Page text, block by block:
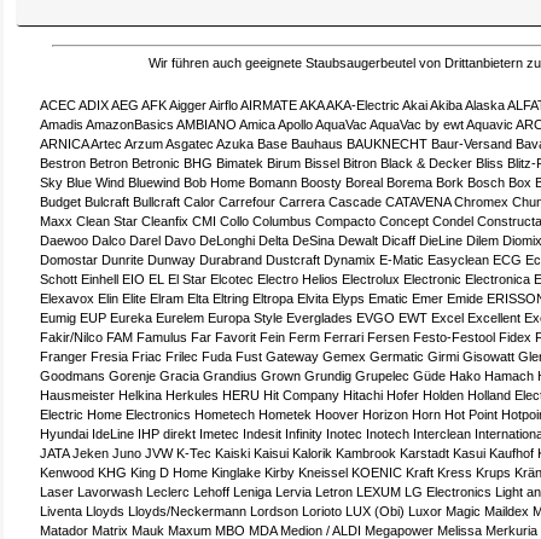
Wir führen auch geeignete Staubsaugerbeutel von Drittanbietern
ACECADIXAEG AFKAiggerAirfloAIRMATEAKAAKA-Electric AkaiAkibaAlaska
Amadis AmazonBasics AMBIANO AmicaApolloAquaVac AquaVac by ewtAquavic
ARNICAArtec ArzumAsgatec Azuka Base Bauhaus BAUKNECHT Baur-Versand
Bestron Betron Betronic BHG Bimatek Birum Bissel Bitron Black & Decker Bliss Blitz-
Sky Blue Wind Bluewind Bob Home Bomann Boosty Boreal Borema Bork Bosch Box
Budget Bulcraft Bullcraft Calor Carrefour Carrera Cascade CATAVENA Chromex
Maxx Clean Star Cleanfix CMI Collo Columbus Compacto Concept Condel
Daewoo Dalco Darel Davo DeLonghi Delta DeSina Dewalt Dicaff DieLine Dilem
Domostar Dunrite Dunway Durabrand Dustcraft Dynamix E-Matic Easyclean ECG
Schott Einhell EIO EL El Star Elcotec Electro Helios Electrolux Electronic Electronica
Elexavox Elin Elite Elram Elta Eltring Eltropa Elvita Elyps Ematic Emer Emide
Eumig EUP Eureka Eurelem Europa Style Everglades EVGO EWT Excel Excellent
Fakir/Nilco FAM Famulus Far Favorit Fein Ferm Ferrari Fersen Festo-Festool Fidex
Franger Fresia Friac Frilec Fuda Fust Gateway Gemex Germatic Girmi Gisowatt
Goodmans Gorenje Gracia Grandius Grown Grundig Grupelec Güde Hako Hamach
Hausmeister Helkina Herkules HERU Hit Company Hitachi Hofer Holden Holland
Electric Home Electronics Hometech Hometek Hoover Horizon Horn Hot Point
Hyundai IdeLine IHP direkt Imetec Indesit Infinity Inotec Inotech Interclean
JATA Jeken Juno JVW K-Tec Kaiski Kaisui Kalorik Kambrook Karstadt Kasui Kaufhof
Kenwood KHG King D Home Kinglake Kirby Kneissel KOENIC Kraft Kress Krups
Laser Lavorwash Leclerc Lehoff Leniga Lervia Letron LEXUM LG Electronics Light
Liventa Lloyds Lloyds/Neckermann Lordson Lorioto LUX (Obi) Luxor Magic Maildex
Matador Matrix Mauk Maxum MBO MDA Medion / ALDI Megapower Melissa Merkuria